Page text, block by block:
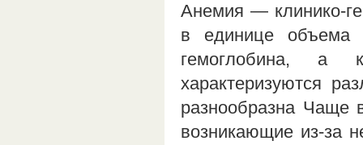
Анемия — клинико-
в единице объема
гемоглобина, а
характеризуются
разнообразна Чаще
возникающие из-за